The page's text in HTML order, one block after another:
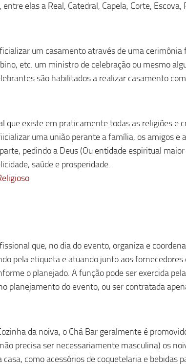
elas a Real, Catedral, Capela, Corte,
um casamento através de uma cerimônia
etc. um ministro de celebração ou mesmo
são habilitados a realizar casamento
que existe em praticamente todas as religiões e
uma união perante a família, os amigos e
pedindo a Deus (Ou entidade espiritual
saúde e prosperidade.
que, no dia do evento, organiza e
pela etiqueta e atuando junto aos
o planejado. A função pode ser exercida
planejamento do evento, ou ser contratada
da noiva, o Chá Bar geralmente é
precisa ser necessariamente masculina) os
como acessórios de coquetelaria e bebidas